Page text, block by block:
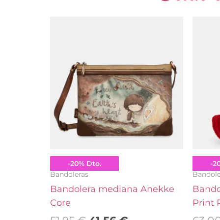
-20% Dto.
Anekke
Bandoleras
Bandolera mediana Anekke
Core
era:
51.95 €.
es:
41.56 €.
-
Pepe
Print